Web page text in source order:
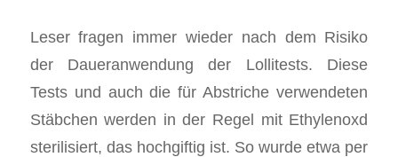
Leser fragen immer wieder nach dem Risiko
der Daueranwendung der Lollitests. Diese
Tests und auch die für Abstriche verwendeten
Stäbchen werden in der Regel mit Ethylenoxd
sterilisiert, das hochgiftig ist. So wurde etwa per